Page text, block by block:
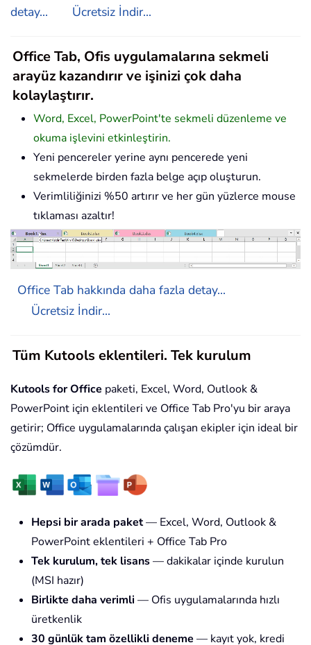
detay...
Ücretsiz İndir...
Office Tab, Ofis uygulamalarına sekmeli
arayüz kazandırır ve işinizi çok daha
kolaylaştırır.
Word, Excel, PowerPoint'te sekmeli düzenleme ve
okuma işlevini etkinleştirin.
Yeni pencereler yerine aynı pencerede yeni
sekmelerde birden fazla belge açıp oluşturun.
Verimliliğinizi %50 artırır ve her gün yüzlerce mouse
tıklaması azaltır!
Office Tab hakkında daha fazla detay...
Ücretsiz İndir...
Tüm Kutools eklentileri. Tek kurulum
Kutools for Office paketi, Excel, Word, Outlook &
PowerPoint için eklentileri ve Office Tab Pro'yu bir araya
getirir; Office uygulamalarında çalışan ekipler için ideal bir
çözümdür.
Hepsi bir arada paket— Excel, Word, Outlook &
PowerPoint eklentileri + Office Tab Pro
Tek kurulum, tek lisans— dakikalar içinde kurulun
(MSI hazır)
Birlikte daha verimli — Ofis uygulamalarında hızlı
üretkenlik
30 günlük tam özellikli deneme — kayıt yok, kredi